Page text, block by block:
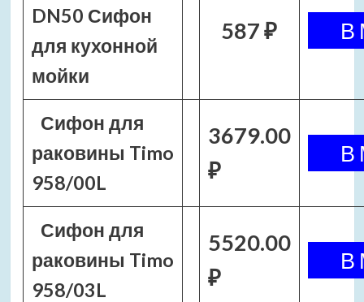
DN50 Сифон
для кухонной
мойки
587 ₽
Сифон для
раковины Timo
958/00L
3679.00
₽
Сифон для
раковины Timo
958/03L
5520.00
₽